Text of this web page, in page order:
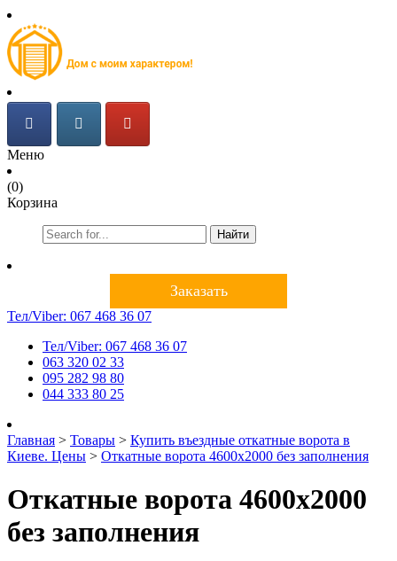
Меню
(0)
Корзина
Найти
Заказать
Тел/Viber: 067 468 36 07
Тел/Viber: 067 468 36 07
063 320 02 33
095 282 98 80
044 333 80 25
Главная > Товары > Купить въездные откатные ворота в
Киеве. Цены > Откатные ворота 4600х2000 без заполнения
Откатные ворота 4600х2000
без заполнения